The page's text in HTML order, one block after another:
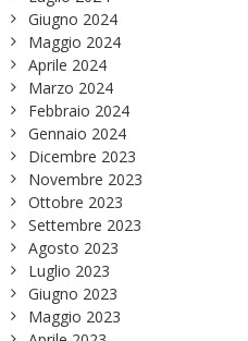
Giugno 2024
Maggio 2024
Aprile 2024
Marzo 2024
Febbraio 2024
Gennaio 2024
Dicembre 2023
Novembre 2023
Ottobre 2023
Settembre 2023
Agosto 2023
Luglio 2023
Giugno 2023
Maggio 2023